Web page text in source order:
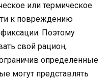
или термическое
к повреждению
Поэтому
свой рацион,
определенные
могут представлять